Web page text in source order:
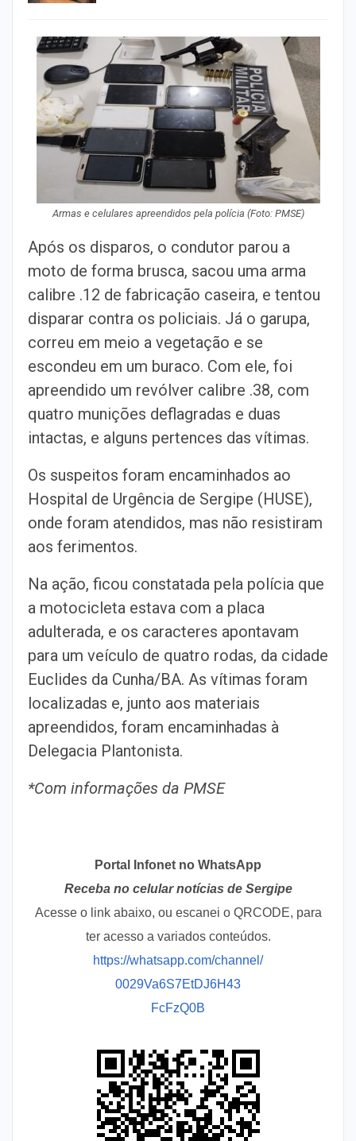
Armas e celulares apreendidos pela polícia (Foto: PMSE)
Após os disparos, o condutor parou a
moto de forma brusca, sacou uma arma
calibre .12 de fabricação caseira, e tentou
disparar contra os policiais. Já o garupa,
correu em meio a vegetação e se
escondeu em um buraco. Com ele, foi
apreendido um revólver calibre .38, com
quatro munições deflagradas e duas
intactas, e alguns pertences das vítimas.
Os suspeitos foram encaminhados ao
Hospital de Urgência de Sergipe (HUSE),
onde foram atendidos, mas não resistiram
aos ferimentos.
Na ação, ficou constatada pela polícia que
a motocicleta estava com a placa
adulterada, e os caracteres apontavam
para um veículo de quatro rodas, da cidade
Euclides da Cunha/BA. As vítimas foram
localizadas e, junto aos materiais
apreendidos, foram encaminhadas à
Delegacia Plantonista.
*Com informações da PMSE
Portal Infonet no WhatsApp
Receba no celular notícias de Sergipe
Acesse o link abaixo, ou escanei o QRCODE, para
ter acesso a variados conteúdos.
https://whatsapp.com/channel/
0029Va6S7EtDJ6H43
FcFzQ0B